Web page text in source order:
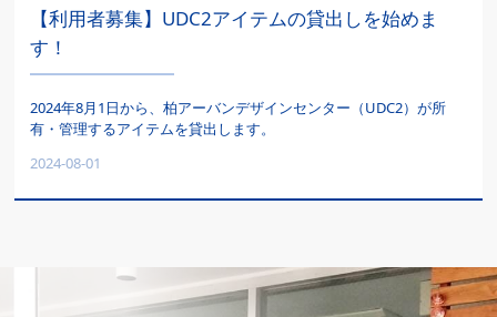
【利用者募集】UDC2アイテムの貸出しを始めま
す！
2024年8月1日から、柏アーバンデザインセンター（UDC2）が所
有・管理するアイテムを貸出します。
2024-08-01